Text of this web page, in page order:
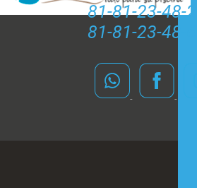
81-81-23-48-20
81-81-23-48-